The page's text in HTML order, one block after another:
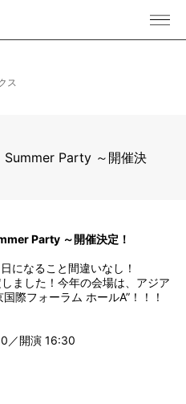
ス
Summer Party ～開催決
Party ～開催決定！
になること間違いなし！
ました！今年の会場は、アジア
際フォーラム ホールA”！！！
／開演 16:30